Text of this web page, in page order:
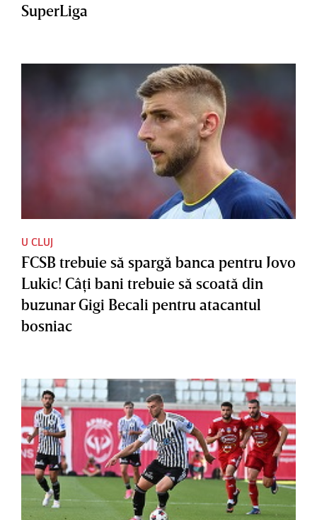
SuperLiga
U CLUJ
FCSB trebuie să spargă banca pentru Jovo
Lukic! Câţi bani trebuie să scoată din
buzunar Gigi Becali pentru atacantul
bosniac